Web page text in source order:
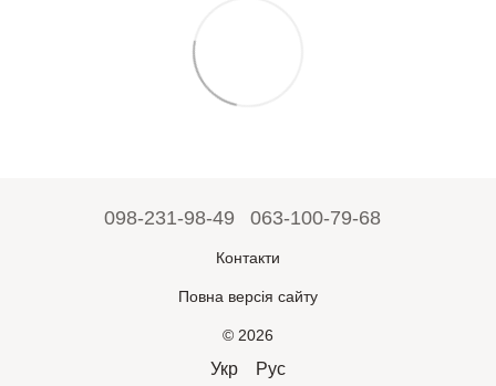
098-231-98-49 063-100-79-68
Контакти
Повна версія сайту
© 2026
Укр Рус